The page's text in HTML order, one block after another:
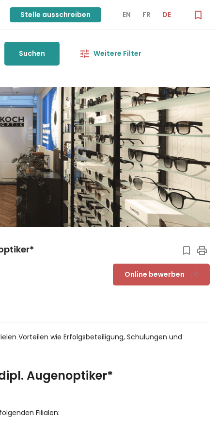
Stelle ausschreiben EN FR DE
Suchen Weitere Filter
Online bewerben
Vorteilen wie Erfolgsbeteiligung, Schulungen und
Augenoptiker*
Filialen: